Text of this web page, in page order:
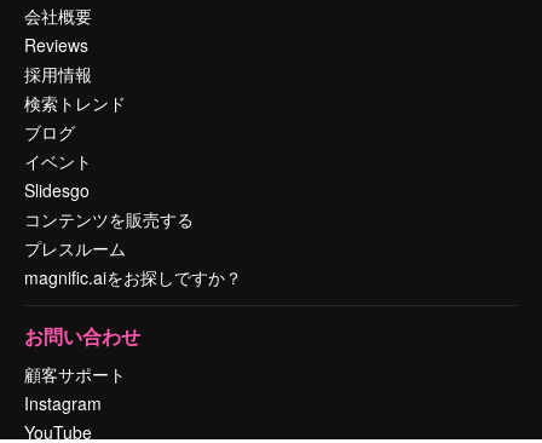
会社概要
Reviews
採用情報
検索トレンド
ブログ
イベント
Slidesgo
コンテンツを販売する
プレスルーム
magnific.aiをお探しですか？
お問い合わせ
顧客サポート
Instagram
YouTube